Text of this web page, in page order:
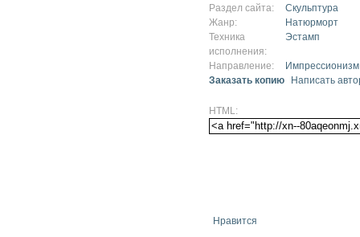
Раздел сайта:
Скульптура
Жанр:
Натюрморт
Техника
исполнения:
Эстамп
Направление:
Импрессионизм
Заказать копию
Написать
HTML:
Нравится